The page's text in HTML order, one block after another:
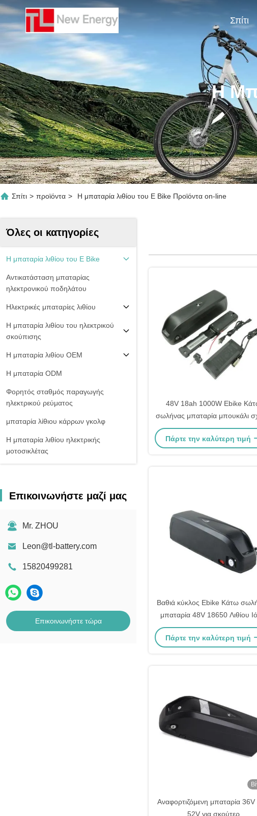
Σπίτι
Η
Σπίτι > προϊόντα > Η μπαταρία λιθίου του E Bike Προϊόντα on-line
Όλες οι κατηγορίες
Η μπαταρία λιθίου του E Bike
Αντικατάσταση μπαταρίας
ηλεκτρονικού ποδηλάτου
Ηλεκτρικές μπαταρίες λιθίου
Η μπαταρία λιθίου του ηλεκτρικού
σκούπισης
Η μπαταρία λιθίου OEM
Η μπαταρία ODM
Φορητός σταθμός παραγωγής
ηλεκτρικού ρεύματος
μπαταρία λίθιου κάρρων γκολφ
Η μπαταρία λιθίου ηλεκτρικής
μοτοσικλέτας
Επικοινωνήστε μαζί μας
Mr. ZHOU
Leon@tl-battery.com
15820499281
Επικοινωνήστε τώρα
48V 18ah 1000W Ebike
σωλήνας μπαταρία μπουκάλι
ταιριάζει Accu Fahrrad
Πάρτε την καλύτερη τιμή
Βαθιά κύκλος Ebike Κάτω
μπαταρία 48V 18650 Λιθίου
τύπου επαναφορτιζόμενο
Πάρτε την καλύτερη τιμή
Αναφορτιζόμενη μπαταρία
52V για σκούτερ